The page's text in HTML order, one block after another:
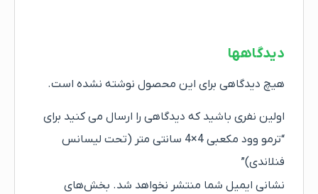
دیدگاهها
هیچ دیدگاهی برای این محصول نوشته نشده است.
اولین نفری باشید که دیدگاهی را ارسال می کنید برای
“ترمو وود مکعبی 4×4 سانتی متر (تحت لیسانس
فنلاندی)”
نشانی ایمیل شما منتشر نخواهد شد. بخش‌های